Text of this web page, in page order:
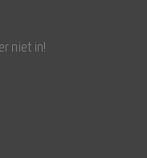
niet in!